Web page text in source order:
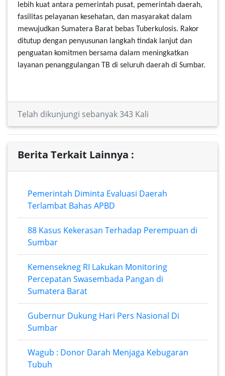
lebih kuat antara pemerintah pusat, pemerintah daerah,
fasilitas pelayanan kesehatan, dan masyarakat dalam
mewujudkan Sumatera Barat bebas Tuberkulosis. Rakor
ditutup dengan penyusunan langkah tindak lanjut dan
penguatan komitmen bersama dalam meningkatkan
layanan penanggulangan TB di seluruh daerah di Sumbar.
Telah dikunjungi sebanyak 343 Kali
Berita Terkait Lainnya :
Pemerintah Diminta Evaluasi Daerah
Terlambat Bahas APBD
88 Kasus Kekerasan Terhadap Perempuan di
Sumbar
Kemensekneg RI Lakukan Monitoring
Percepatan Swasembada Pangan di
Sumatera Barat
Gubernur Dukung Hari Pers Nasional Di
Sumbar
Wagub : Donor Darah Menjaga Kebugaran
Tubuh